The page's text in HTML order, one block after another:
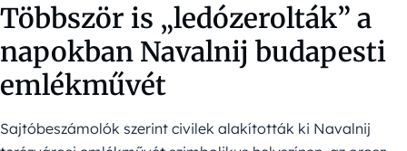
Többször is „ledózerolták” a
napokban Navalnij budapesti
emlékművét
Sajtóbeszámolók szerint civilek alakították ki Navalnij